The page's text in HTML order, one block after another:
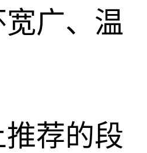
广、温
荐的段